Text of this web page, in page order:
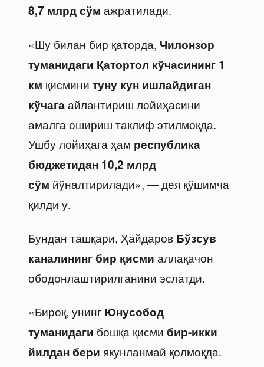
8,7 млрд сўм ажратилади.
«Шу билан бир қаторда, Чилонзор
туманидаги Қатортол кўчасининг 1
км қисмини туну кун ишлайдиган
кўчагаайлантириш лойиҳасини
амалга ошириш таклиф этилмоқда.
Ушбу лойиҳага ҳам республика
бюджетидан 10,2 млрд
сўм йўналтирилади», — дея қўшимча
қилди у.
Бундан ташқари, Ҳайдаров Бўзсув
каналининг бир қисми аллақачон
ободонлаштирилганини эслатди.
«Бироқ, унинг Юнусобод
туманидаги бошқа қисми бир-икки
йилдан бери якунланмай қолмоқда.